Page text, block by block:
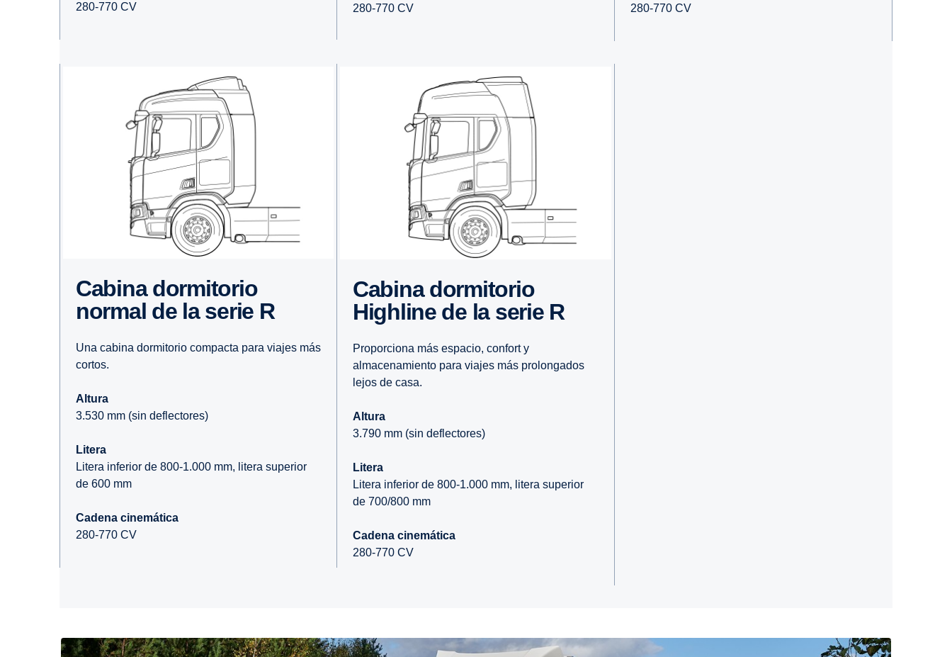
280-770 CV
280-770 CV
280-770 CV
Cabina dormi­torio
normal de la serie R
Una cabina dormitorio compacta para viajes más
cortos.
Altura
3.530 mm (sin deflectores)
Litera
Litera inferior de 800-1.000 mm, litera superior
de 600 mm
Cadena cinemática
280-770 CV
Cabina dormi­torio
Highline de la serie R
Proporciona más espacio, confort y
almacenamiento para viajes más prolongados
lejos de casa.
Altura
3.790 mm (sin deflectores)
Litera
Litera inferior de 800-1.000 mm, litera superior
de 700/800 mm
Cadena cinemática
280-770 CV